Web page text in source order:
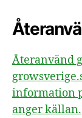
Återanvänd
information
anger källan.